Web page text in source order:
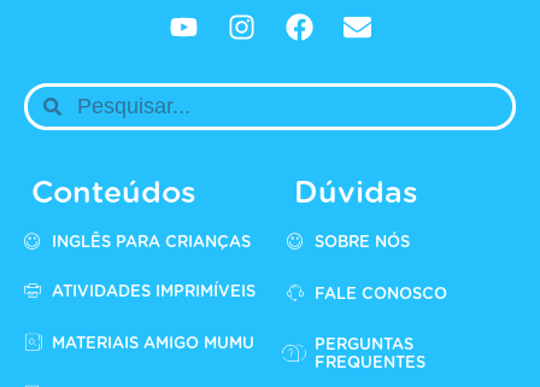
Conteúdos
INGLÊS PARA CRIANÇAS
ATIVIDADES IMPRIMÍVEIS
MATERIAIS AMIGO MUMU
Dúvidas
SOBRE NÓS
FALE CONOSCO
PERGUNTAS
FREQUENTES